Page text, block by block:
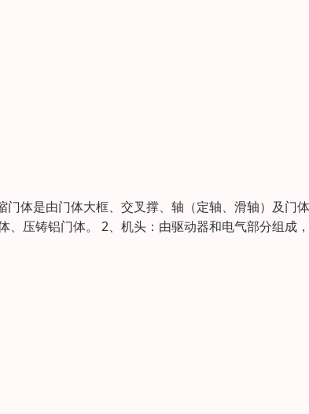
体是由门体大框、交叉撑、轴（定轴、滑轴）及门
、压铸铝门体。 2、机头：由驱动器和电气部分组成，